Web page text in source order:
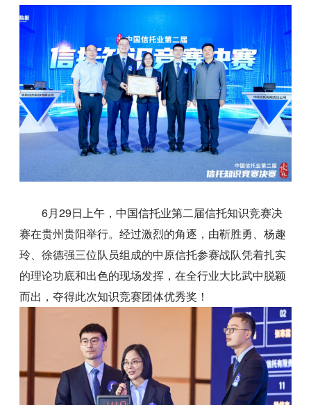
6月29日上午，中国信托业第二届信托知识竞赛决
赛在贵州贵阳举行。经过激烈的角逐，由靳胜勇、杨趣
玲、徐德强三位队员组成的中原信托参赛战队凭着扎实
的理论功底和出色的现场发挥，在全行业大比武中脱颖
而出，夺得此次知识竞赛团体优秀奖！